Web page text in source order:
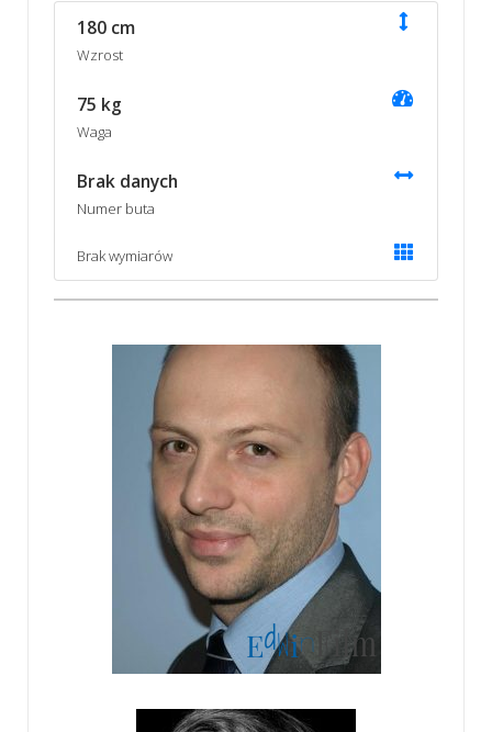
180 cm
Wzrost
75 kg
Waga
Brak danych
Numer buta
Brak wymiarów